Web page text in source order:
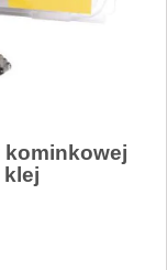
kominkowej
klej